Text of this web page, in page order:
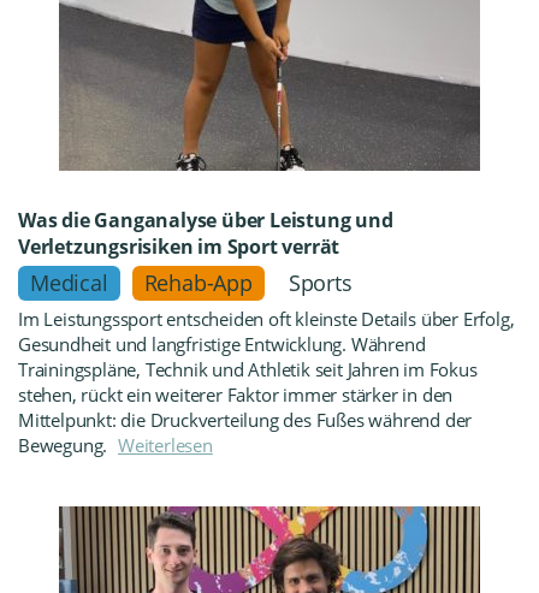
Was die Ganganalyse über Leistung und
Verletzungsrisiken im Sport verrät
Medical Rehab-App Sports
Im Leistungssport entscheiden oft kleinste Details über Erfolg,
Gesundheit und langfristige Entwicklung. Während
Trainingspläne, Technik und Athletik seit Jahren im Fokus
stehen, rückt ein weiterer Faktor immer stärker in den
Mittelpunkt: die Druckverteilung des Fußes während der
Bewegung. Weiterlesen